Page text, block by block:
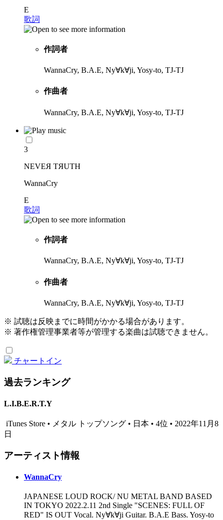
E
歌詞
作詞者
WannaCry, B.A.E, Ny∀k∀ji, Yosy-to, TJ-TJ
作曲者
WannaCry, B.A.E, Ny∀k∀ji, Yosy-to, TJ-TJ
3
NEVEЯ TЯUTH
WannaCry
E
歌詞
作詞者
WannaCry, B.A.E, Ny∀k∀ji, Yosy-to, TJ-TJ
作曲者
WannaCry, B.A.E, Ny∀k∀ji, Yosy-to, TJ-TJ
※ 試聴は反映までに時間がかかる場合があります。
※ 著作権管理事業者等が管理する楽曲は試聴できません。
チャートイン
過去ランキング
L.I.B.E.R.T.Y
iTunes Store • メタル トップソング • 日本 • 4位 • 2022年11月8
日
アーティスト情報
WannaCry
JAPANESE LOUD ROCK/ NU METAL BAND BASED
IN TOKYO 2022.2.11 2nd Single "SCENES: FULL OF
RED" IS OUT Vocal. Ny∀k∀ji Guitar. B.A.E Bass. Yosy-to